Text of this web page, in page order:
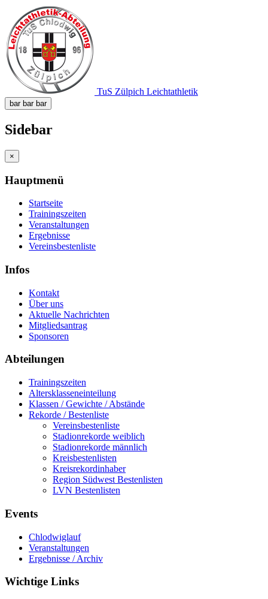
TuS Zülpich Leichtathletik
bar bar bar
Sidebar
×
Hauptmenü
Startseite
Trainingszeiten
Veranstaltungen
Ergebnisse
Vereinsbestenliste
Infos
Kontakt
Über uns
Aktuelle Nachrichten
Mitgliedsantrag
Sponsoren
Abteilungen
Trainingszeiten
Altersklasseneinteilung
Klassen / Gewichte / Abstände
Rekorde / Bestenliste
Vereinsbestenliste
Stadionrekorde weiblich
Stadionrekorde männlich
Kreisbestenlisten
Kreisrekordinhaber
Region Südwest Bestenlisten
LVN Bestenlisten
Events
Chlodwiglauf
Veranstaltungen
Ergebnisse / Archiv
Wichtige Links